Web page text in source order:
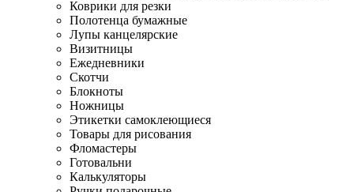
Коврики для резки
Полотенца бумажные
Лупы канцелярские
Визитницы
Ежедневники
Скотчи
Блокноты
Ножницы
Этикетки самоклеющиеся
Товары для рисования
Фломастеры
Готовальни
Калькуляторы